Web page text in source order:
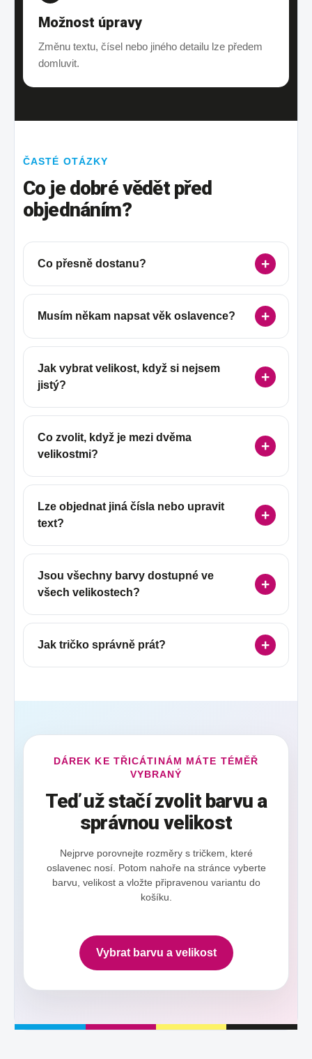
Možnost úpravy
Změnu textu, čísel nebo jiného detailu lze předem
domluvit.
ČASTÉ OTÁZKY
Co je dobré vědět před
objednáním?
Co přesně dostanu?
Musím někam napsat věk oslavence?
Jak vybrat velikost, když si nejsem
jistý?
Co zvolit, když je mezi dvěma
velikostmi?
Lze objednat jiná čísla nebo upravit
text?
Jsou všechny barvy dostupné ve
všech velikostech?
Jak tričko správně prát?
DÁREK KE TŘICÁTINÁM MÁTE TÉMĚŘ
VYBRANÝ
Teď už stačí zvolit barvu a
správnou velikost
Nejprve porovnejte rozměry s tričkem, které
oslavenec nosí. Potom nahoře na stránce vyberte
barvu, velikost a vložte připravenou variantu do
košíku.
Vybrat barvu a velikost